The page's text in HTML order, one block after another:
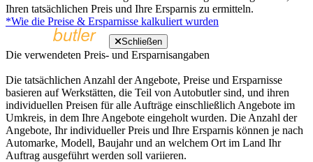
Ihren tatsächlichen Preis und Ihre Ersparnis zu ermitteln.
*Wie die Preise & Ersparnisse kalkuliert wurden
Schließen
Die verwendeten Preis- und Ersparnisangaben
Die tatsächlichen Anzahl der Angebote, Preise und Ersparnisse
basieren auf Werkstätten, die Teil von Autobutler sind, und ihren
individuellen Preisen für alle Aufträge einschließlich Angebote im
Umkreis, in dem Ihre Angebote eingeholt wurden. Die Anzahl der
Angebote, Ihr individueller Preis und Ihre Ersparnis können je nach
Automarke, Modell, Baujahr und an welchem Ort im Land Ihr
Auftrag ausgeführt werden soll variieren.